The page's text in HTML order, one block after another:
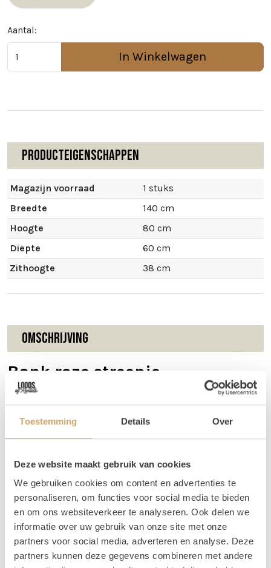
Toestemming Details Over
Deze website maakt gebruik van cookies
We gebruiken cookies om content en advertenties te
personaliseren, om functies voor social media te bieden
en om ons websiteverkeer te analyseren. Ook delen we
informatie over uw gebruik van onze site met onze
partners voor social media, adverteren en analyse. Deze
partners kunnen deze gegevens combineren met andere
Aantal:
In Winkelwagen
Producteigenschappen
Magazijn voorraad
1 stuks
Breedte
140 cm
Hoogte
80 cm
Diepte
60 cm
Zithoogte
38 cm
Omschrijving
Bank roze streepje
Deze gezellige roze tweezits bank met een subtiele lichte
streep is de perfecte toevoeging aan je gelegenheid voor
een warme en uitnodigende sfeer.
De bank is 140 cm lang en 60 cm breed.
Vragen
Mocht je vragen hebben over dit product, dan kun je ons
altijd een berichtje of e-mail sturen. Je kunt ons bereiken
op 06 20 21 73 66 of mail naar
info@loodsofrentals.nl
adviseren je graag!